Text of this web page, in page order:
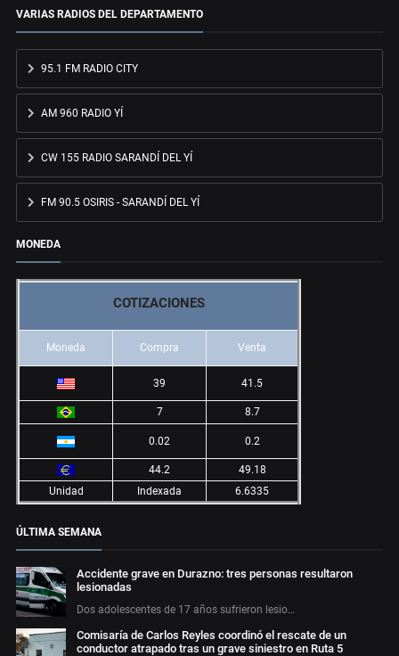
VARIAS RADIOS DEL DEPARTAMENTO
95.1 FM RADIO CITY
AM 960 RADIO YÍ
CW 155 RADIO SARANDÍ DEL YÍ
FM 90.5 OSIRIS - SARANDÍ DEL YÍ
MONEDA
COTIZACIONES
Moneda Compra Venta
39 41.5
7 8.7
0.02 0.2
44.2
49.18
Unidad
Indexada 6.6335
ÚLTIMA SEMANA
Accidente grave en Durazno: tres personas resultaron
lesionadas
Dos adolescentes de 17 años sufrieron lesio…
Comisaría de Carlos Reyles coordinó el rescate de un
conductor atrapado tras un grave siniestro en Ruta 5